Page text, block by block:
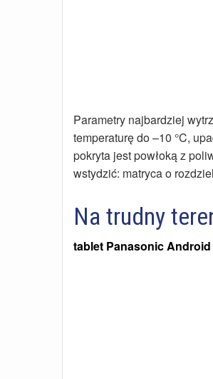
Parametry najbardziej
temperaturę do –10 °C,
pokryta jest powłoką z
wstydzić: matryca o
Na trudny
tablet Panasonic